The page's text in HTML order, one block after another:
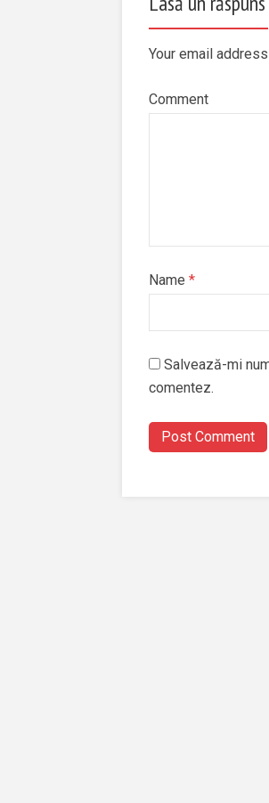
Your email
Comment
Name *
Salvează-mi
comentez.